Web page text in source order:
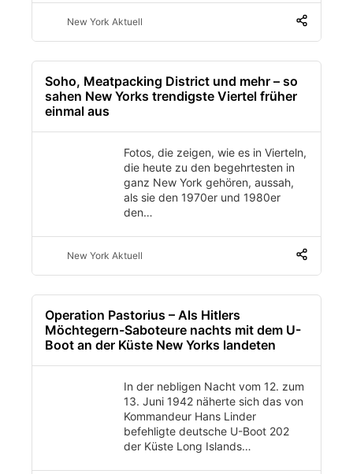
New York Aktuell
Soho, Meatpacking District und mehr – so
sahen New Yorks trendigste Viertel früher
einmal aus
Fotos, die zeigen, wie es in Vierteln,
die heute zu den begehrtesten in
ganz New York gehören, aussah,
als sie den 1970er und 1980er
den…
New York Aktuell
Operation Pastorius – Als Hitlers
Möchtegern-Saboteure nachts mit dem U-
Boot an der Küste New Yorks landeten
In der nebligen Nacht vom 12. zum
13. Juni 1942 näherte sich das von
Kommandeur Hans Linder
befehligte deutsche U-Boot 202
der Küste Long Islands…